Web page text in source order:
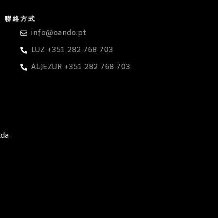
聯絡方式
info@oando.pt
LUZ +351 282 768 703
ALJEZUR +351 282 768 703